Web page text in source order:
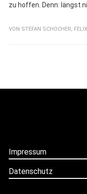
zu hoffen. Denn: längst
VON STEFAN SCHOCHER,
Impressum
Datenschutz